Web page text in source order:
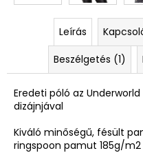
Leírás
Beszélgetés (1)
Eredeti póló az
dizájnjával
Kiváló minőségű, fésült
ringspoon pamut 185g/